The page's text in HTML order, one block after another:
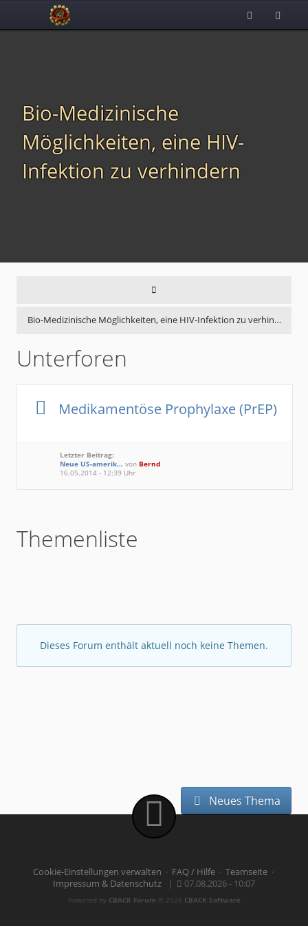
Bio-Medizinische
Möglichkeiten, eine HIV-
Infektion zu verhindern
Bio-Medizinische Möglichkeiten, eine HIV-Infektion zu verhin…
Unterforen
Medikamentöse Prophylaxe (PrEP)
Letzter Beitrag:
Neue US-amerik… von Bernd
16.05.2014 - 12:39 Uhr
Themenliste
Dieses Forum enthält aktuell noch keine Themen.
Neues Thema
Cookie-Einstellungen verwalten · FAQ / Hilfe· Teamseite·
Impressum & Datenschutz | 07.08.2026 - 10:07
Powered by CBACK Forum © 2026 CBACK Software